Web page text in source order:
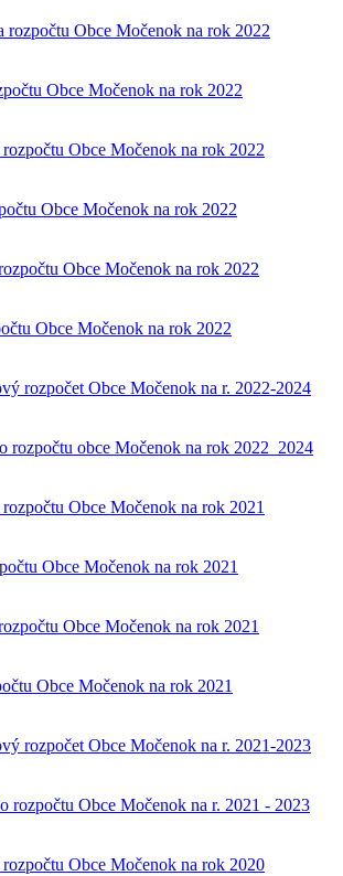
rozpočtu Obce Močenok na rok 2022
Obce Močenok na rok 2022
Obce Močenok na rok 2022
Obce Močenok na rok 2022
Obce Močenok na rok 2022
Obce Močenok na rok 2022
rozpočet Obce Močenok na r. 2022-2024
rozpočtu obce Močenok na rok 2022_2024
Obce Močenok na rok 2021
Obce Močenok na rok 2021
Obce Močenok na rok 2021
Obce Močenok na rok 2021
rozpočet Obce Močenok na r. 2021-2023
rozpočtu Obce Močenok na r. 2021 - 2023
Obce Močenok na rok 2020